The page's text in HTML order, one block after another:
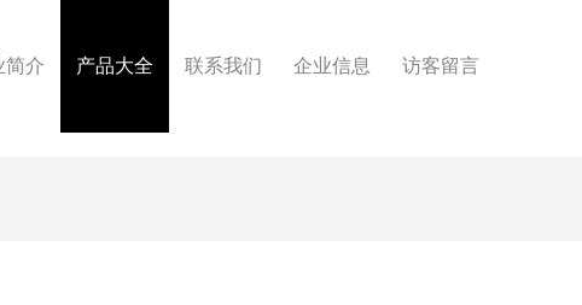
简介 产品大全 联系我们 企业信息 访客留言